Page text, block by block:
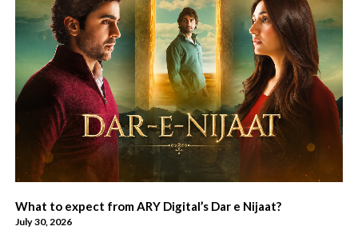
What to expect from ARY Digital’s Dar e Nijaat?
July 30, 2026